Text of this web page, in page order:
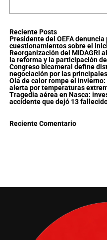
Reciente Posts
Presidente del OEFA
cuestionamientos sobre el
Reorganización del MIDAGRI
la reforma y la participación
Congreso bicameral define
negociación por las
Ola de calor rompe el
alerta por temperaturas
Tragedia aérea en Nasca:
accidente que dejó 13
Reciente Comentario